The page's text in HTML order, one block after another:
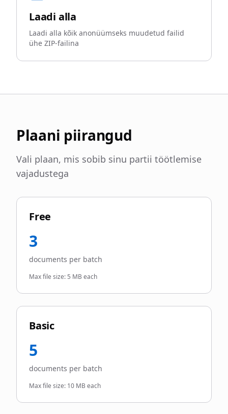
Laadi alla
Laadi alla kõik anonüümseks muudetud failid
ühe ZIP-failina
Plaani piirangud
Vali plaan, mis sobib sinu partii töötlemise
vajadustega
Free
3
documents per batch
Max file size: 5 MB each
Basic
5
documents per batch
Max file size: 10 MB each